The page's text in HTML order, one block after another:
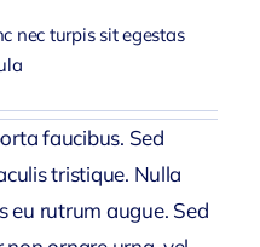
nec turpis sit egestas
faucibus. Sed
tristique. Nulla
eu rutrum augue. Sed